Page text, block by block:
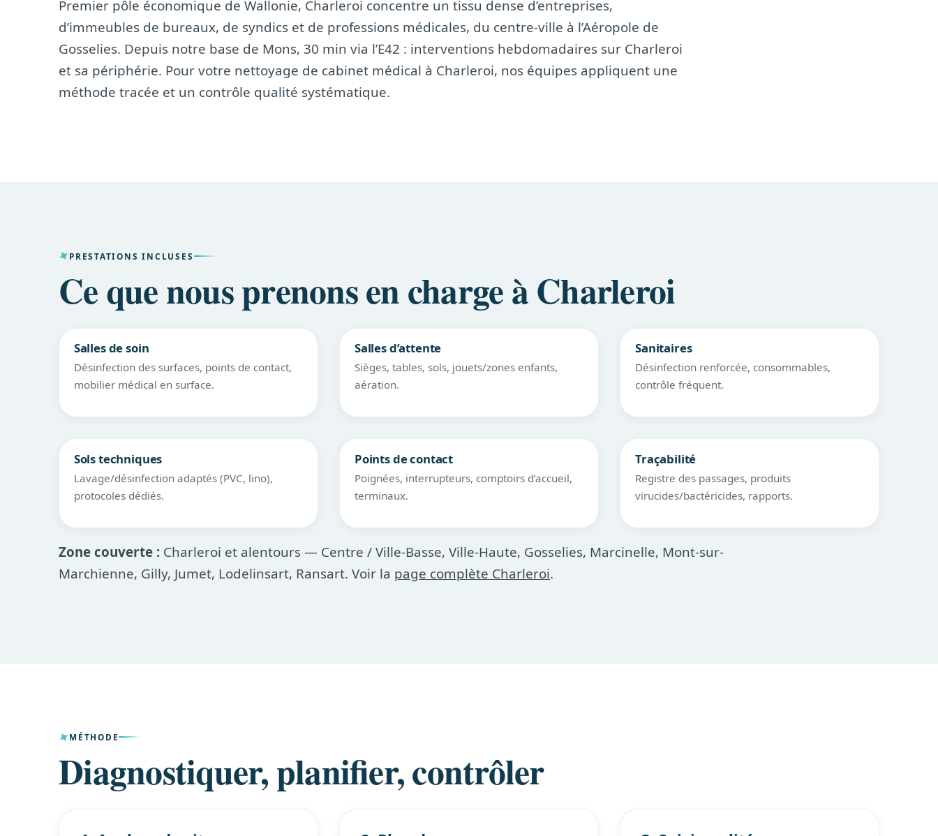
Premier pôle économique de Wallonie, Charleroi concentre un tissu dense d’entreprises,
d’immeubles de bureaux, de syndics et de professions médicales, du centre-ville à l’Aéropole de
Gosselies. Depuis notre base de Mons, 30 min via l’E42 : interventions hebdomadaires sur Charleroi
et sa périphérie. Pour votre nettoyage de cabinet médical à Charleroi, nos équipes appliquent une
méthode tracée et un contrôle qualité systématique.
PRESTATIONS INCLUSES
Ce que nous prenons en charge à Charleroi
Salles de soin
Désinfection des surfaces, points de contact,
mobilier médical en surface.
Salles d’attente
Sièges, tables, sols, jouets/zones enfants,
aération.
Sanitaires
Désinfection renforcée, consommables,
contrôle fréquent.
Sols techniques
Lavage/désinfection adaptés (PVC, lino),
protocoles dédiés.
Points de contact
Poignées, interrupteurs, comptoirs d’accueil,
terminaux.
Traçabilité
Registre des passages, produits
virucides/bactéricides, rapports.
Zone couverte : Charleroi et alentours — Centre / Ville-Basse, Ville-Haute, Gosselies, Marcinelle, Mont-sur-
Marchienne, Gilly, Jumet, Lodelinsart, Ransart. Voir la page complète Charleroi.
MÉTHODE
Diagnostiquer, planifier, contrôler